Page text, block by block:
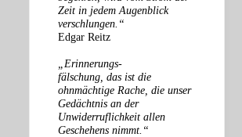
Zeit in jedem Augenblick
verschlungen.“
Edgar Reitz
„Erinnerungs-
fälschung, das ist die
ohnmächtige Rache, die unser
Gedächtnis an der
Unwiderruflichkeit allen
Geschehens nimmt.“